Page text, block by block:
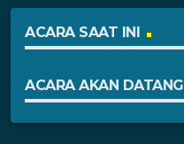
ACARA SAAT INI
ACARA AKAN DATANG